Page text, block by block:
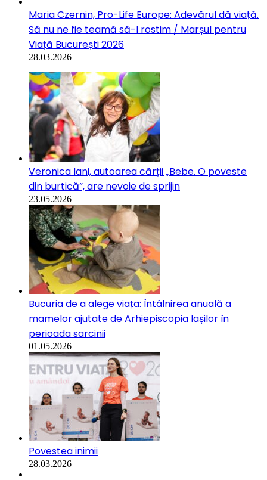
Maria Czernin, Pro-Life Europe: Adevărul dă viață.
Să nu ne fie teamă să-l rostim / Marșul pentru
Viață București 2026
28.03.2026
Veronica Iani, autoarea cărții „Bebe. O poveste
din burtică”, are nevoie de sprijin
23.05.2026
Bucuria de a alege viața: Întâlnirea anuală a
mamelor ajutate de Arhiepiscopia Iașilor în
perioada sarcinii
01.05.2026
Povestea inimii
28.03.2026